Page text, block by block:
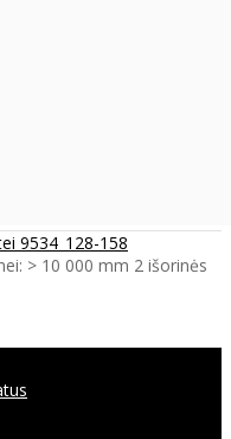
9534_128-158
> 10 000 mm 2 išorinės